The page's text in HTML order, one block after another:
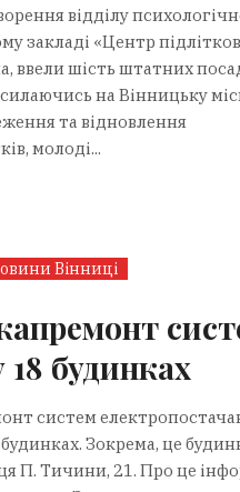
відділу
закладі «Центр
ввели шість штатних
на Вінницьку
та відновлення
молоді...
Вінниці
будинках
систем
Зокрема, це
П. Тичини, 21. Про це